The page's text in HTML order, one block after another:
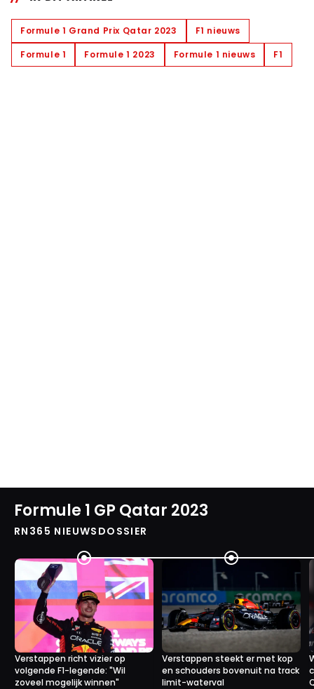
Formule 1 Grand Prix Qatar 2023
F1 nieuws
Formule 1
Formule 1 2023 Formule 1 nieuws F1
Formule 1 GP Qatar 2023
RN365 NIEUWSDOSSIER
Verstappen richt vizier op
volgende F1-legende: "Wil
zoveel mogelijk winnen"
Verstappen steekt er met kop
en schouders bovenuit na track
limit-waterval